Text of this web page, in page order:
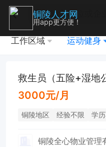
工作区域 运动健身
救生员（五险+湿地
3000元/月
铜陵地区 经验不限 学
铜陵全心物业管理
铜陵人才网
用app更方便！